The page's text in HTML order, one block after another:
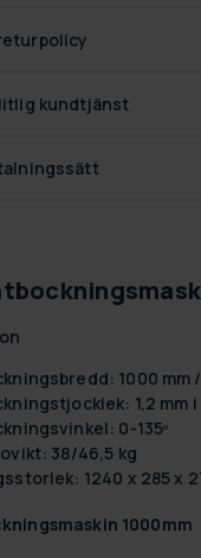
kundtjänst
1000 mm
1,2 mm
0-135º
38/46,5 kg
1240 x 285 x
1000mm